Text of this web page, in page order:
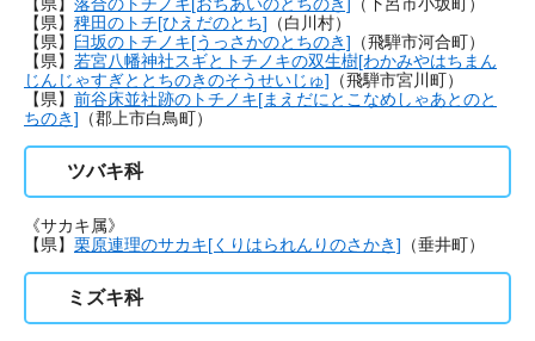
【県】 落合のトチノキ[おちあいのとちのき] （下呂市小坂町）
【県】 稗田のトチ[ひえだのとち] （白川村）
【県】 臼坂のトチノキ[うっさかのとちのき] （飛騨市河合町）
【県】 若宮八幡神社スギとトチノキの双生樹[わかみやはちまん
じんじゃすぎととちのきのそうせいじゅ] （飛騨市宮川町）
【県】 前谷床並社跡のトチノキ[まえだにとこなめしゃあとのと
ちのき] （郡上市白鳥町）
ツバキ科
《サカキ属》
【県】 栗原連理のサカキ[くりはられんりのさかき] （垂井町）
ミズキ科